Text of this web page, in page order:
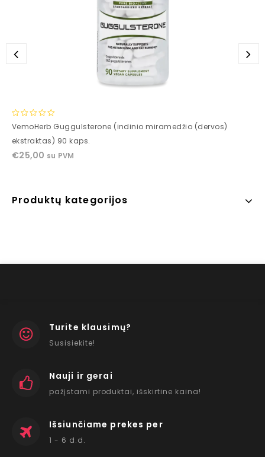
0
of
5
VemoHerb Guggulsterone (indinio miramedžio (dervos)
ekstraktas) 90 kaps.
€25,00 su PVM
Produktų kategorijos
Turite klausimų?
Susisiekite!
Nauji ir gerai
pažįstami produktai, išskirtine kaina!
Išsiunčiame prekes per
1 - 6 d.d.